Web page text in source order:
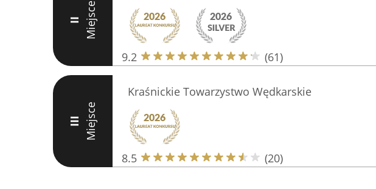
II Miejsce
9.2 (61)
III Miejsce
Kraśnickie Towarzystwo Wędkarskie
8.5 (20)